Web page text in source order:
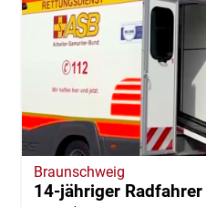
Braunschweig
14-jähriger